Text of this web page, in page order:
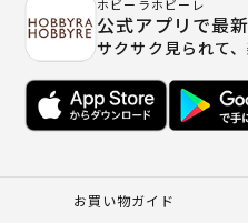
ホビーラホビーレ
公式アプリで最
サクサク見られて
お買い物ガイド